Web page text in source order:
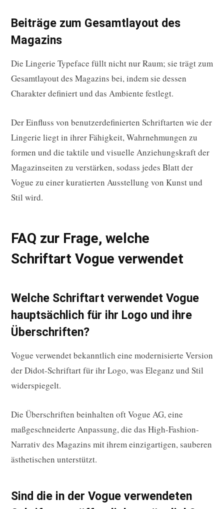
Beiträge zum Gesamtlayout des
Magazins
Die Lingerie Typeface füllt nicht nur Raum; sie trägt zum
Gesamtlayout des Magazins bei, indem sie dessen
Charakter definiert und das Ambiente festlegt.
Der Einfluss von benutzerdefinierten Schriftarten wie der
Lingerie liegt in ihrer Fähigkeit, Wahrnehmungen zu
formen und die taktile und visuelle Anziehungskraft der
Magazinseiten zu verstärken, sodass jedes Blatt der
Vogue zu einer kuratierten Ausstellung von Kunst und
Stil wird.
FAQ zur Frage, welche
Schriftart Vogue verwendet
Welche Schriftart verwendet Vogue
hauptsächlich für ihr Logo und ihre
Überschriften?
Vogue verwendet bekanntlich eine modernisierte Version
der Didot-Schriftart für ihr Logo, was Eleganz und Stil
widerspiegelt.
Die Überschriften beinhalten oft Vogue AG, eine
maßgeschneiderte Anpassung, die das High-Fashion-
Narrativ des Magazins mit ihrem einzigartigen, sauberen
ästhetischen unterstützt.
Sind die in der Vogue verwendeten